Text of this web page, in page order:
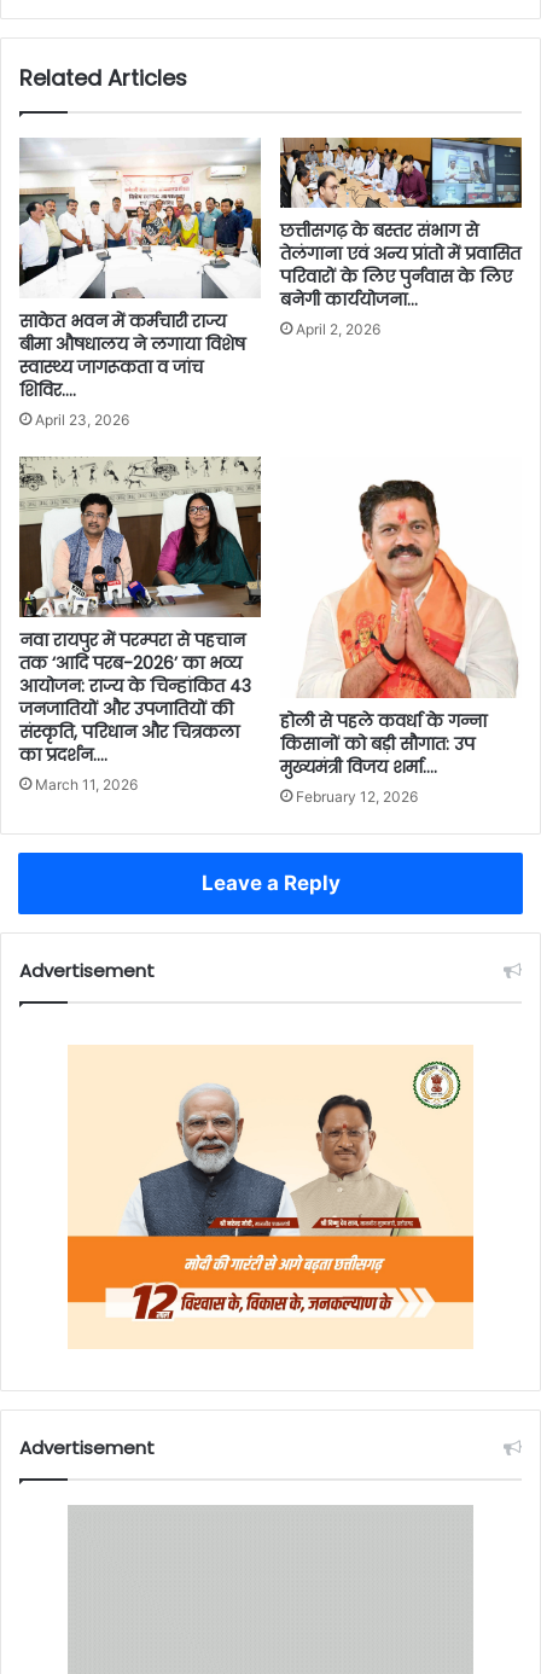
Related Articles
साकेत भवन में कर्मचारी राज्य
बीमा औषधालय ने लगाया विशेष
स्वास्थ्य जागरूकता व जांच
शिविर….
April 23, 2026
छत्तीसगढ़ के बस्तर संभाग से
तेलंगाना एवं अन्य प्रांतो में प्रवासित
परिवारों के लिए पुर्नवास के लिए
बनेगी कार्ययोजना…
April 2, 2026
नवा रायपुर में परम्परा से पहचान
तक ‘आदि परब-2026’ का भव्य
आयोजन: राज्य के चिन्हांकित 43
जनजातियों और उपजातियों की
संस्कृति, परिधान और चित्रकला
का प्रदर्शन….
March 11, 2026
होली से पहले कवर्धा के गन्ना
किसानों को बड़ी सौगात: उप
मुख्यमंत्री विजय शर्मा….
February 12, 2026
Leave a Reply
Advertisement
Advertisement